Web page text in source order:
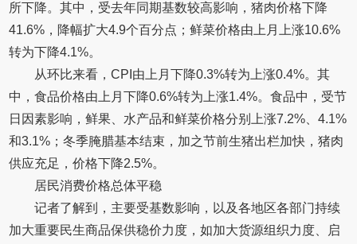
所下降。其中，受去年同期基数较高影响，猪肉价格下降
41.6%，降幅扩大4.9个百分点；鲜菜价格由上月上涨10.6%
转为下降4.1%。
从环比来看，CPI由上月下降0.3%转为上涨0.4%。其
中，食品价格由上月下降0.6%转为上涨1.4%。食品中，受节
日因素影响，鲜果、水产品和鲜菜价格分别上涨7.2%、4.1%
和3.1%；冬季腌腊基本结束，加之节前生猪出栏加快，猪肉
供应充足，价格下降2.5%。
居民消费价格总体平稳
记者了解到，主要受基数影响，以及各地区各部门持续
加大重要民生商品保供稳价力度，如加大货源组织力度、启